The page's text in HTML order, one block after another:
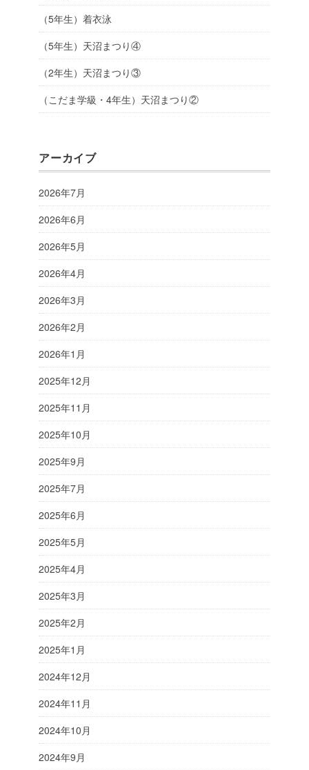
（5年生）着衣泳
（5年生）天沼まつり④
（2年生）天沼まつり③
（こだま学級・4年生）天沼まつり②
アーカイブ
2026年7月
2026年6月
2026年5月
2026年4月
2026年3月
2026年2月
2026年1月
2025年12月
2025年11月
2025年10月
2025年9月
2025年7月
2025年6月
2025年5月
2025年4月
2025年3月
2025年2月
2025年1月
2024年12月
2024年11月
2024年10月
2024年9月